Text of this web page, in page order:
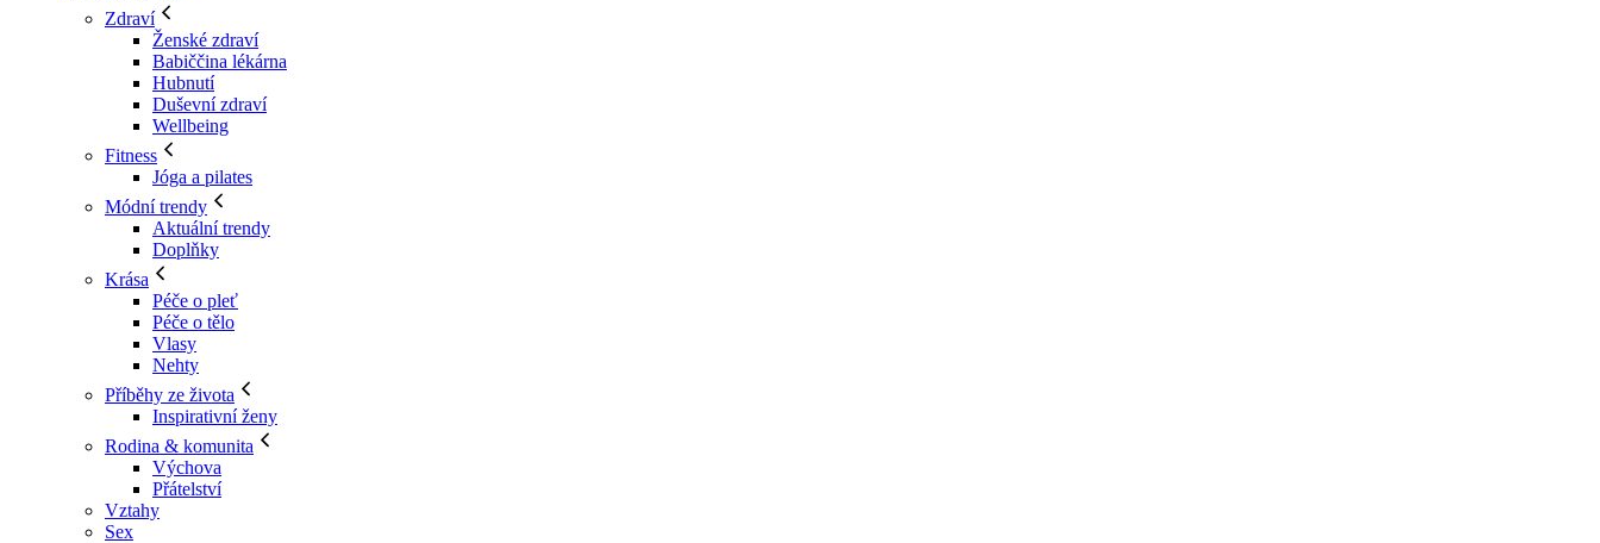
Zdraví
Ženské zdraví
Babiččina lékárna
Hubnutí
Duševní zdraví
Wellbeing
Fitness
Jóga a pilates
Módní trendy
Aktuální trendy
Doplňky
Krása
Péče o pleť
Péče o tělo
Vlasy
Nehty
Příběhy ze života
Inspirativní ženy
Rodina & komunita
Výchova
Přátelství
Vztahy
Sex